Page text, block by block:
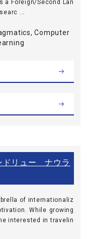
a Foreign/Second Lan
...
Computer
ドリュー ナウラ
of internationaliz
While growing
interested in travelin